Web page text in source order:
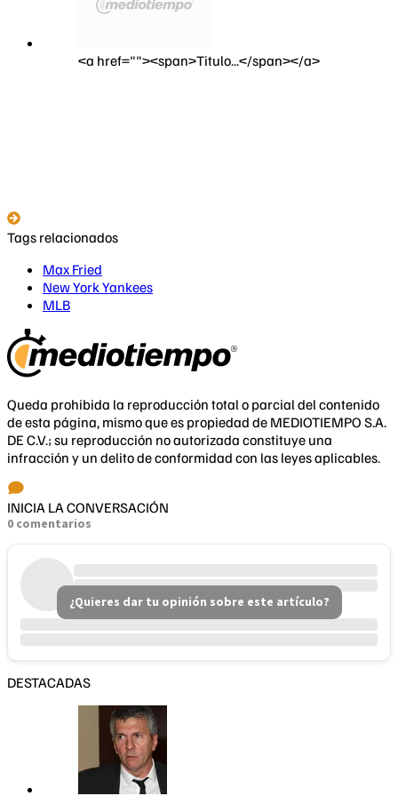
<a href=""><span>Titulo...</span></a>
Tags relacionados
Max Fried
New York Yankees
MLB
Queda prohibida la reproducción total o parcial del contenido
de esta página, mismo que es propiedad de MEDIOTIEMPO S.A.
DE C.V.; su reproducción no autorizada constituye una
infracción y un delito de conformidad con las leyes aplicables.
INICIA LA CONVERSACIÓN
0 comentarios
¿Quieres dar tu opinión sobre este artículo?
DESTACADAS